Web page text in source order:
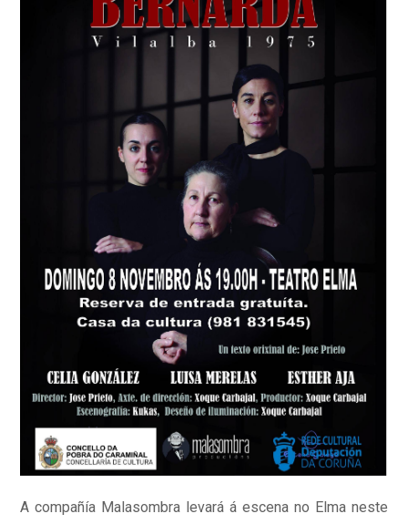
A compañía Malasombra levará á escena no Elma neste